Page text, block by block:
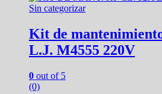
Sin categorizar
Kit de
L.J. M4555 220V
0 out of 5
(0)